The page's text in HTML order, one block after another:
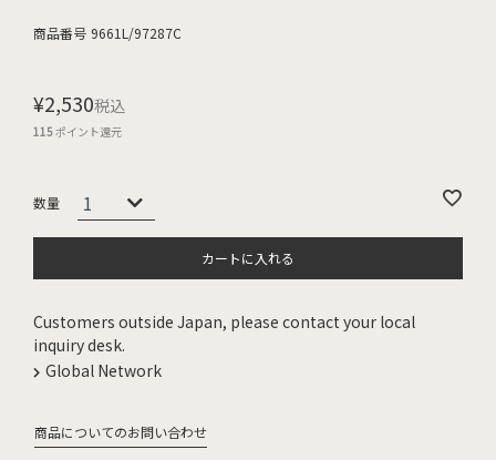
商品番号 9661L/97287C
¥2,530税込
115ポイント還元
カートに入れる
Customers outside Japan, please contact your local
inquiry desk.
Global Network
商品についてのお問い合わせ